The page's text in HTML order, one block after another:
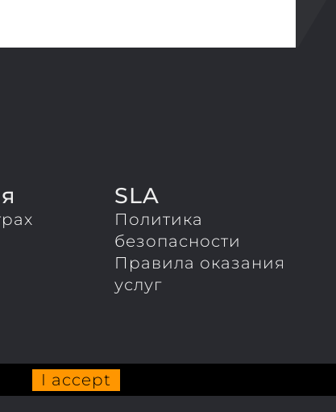
SLA
Политика
безопасности
Правила оказания
услуг
I accept